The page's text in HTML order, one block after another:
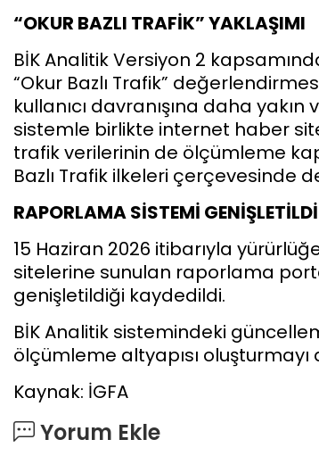
“OKUR BAZLI TRAFİK” YAKLAŞIMI
BİK Analitik Versiyon 2
“Okur Bazlı Trafik”
kullanıcı davranışına daha
sistemle birlikte internet haber
trafik verilerinin de ölçümleme
Bazlı Trafik ilkeleri çerçevesinde
RAPORLAMA SİSTEMİ GENİŞLETİLDİ
15 Haziran 2026 itibarıyla
sitelerine sunulan raporlama
genişletildiği kaydedildi.
BİK Analitik sistemindeki
ölçümleme altyapısı
Kaynak: İGFA
Yorum Ekle